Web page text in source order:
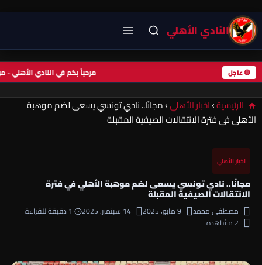
النادي الأهلي
🔴 عاجل مرحباً بكم في النادي
الرئيسية›اخبار الأهلي›مجانًا.. نادي تونسي يسعى لضم موهبة
الأهلي في فترة الانتقالات الصيفية المقبلة
اخبار الأهلي
مجانًا.. نادي تونسي يسعى لضم موهبة الأهلي في فترة
الانتقالات الصيفية المقبلة
مصطفى محمد 9 مايو، 2025 14 سبتمبر، 2025
1 دقيقة للقراءة
2 مشاهدة